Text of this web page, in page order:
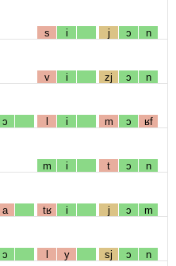
s i j ɔ n
v i zj ɔ n
ɔ l i m ɔ ʁf
m i t ɔ n
a tʁ i j ɔ m
ɔ l y sj ɔ n